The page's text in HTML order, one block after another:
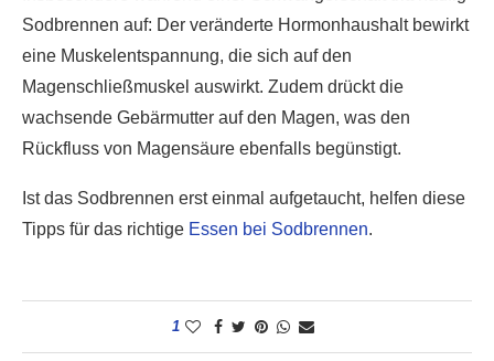
Sodbrennen auf: Der veränderte Hormonhaushalt bewirkt
eine Muskelentspannung, die sich auf den
Magenschließmuskel auswirkt. Zudem drückt die
wachsende Gebärmutter auf den Magen, was den
Rückfluss von Magensäure ebenfalls begünstigt.
Ist das Sodbrennen erst einmal aufgetaucht, helfen diese
Tipps für das richtige Essen bei Sodbrennen.
1